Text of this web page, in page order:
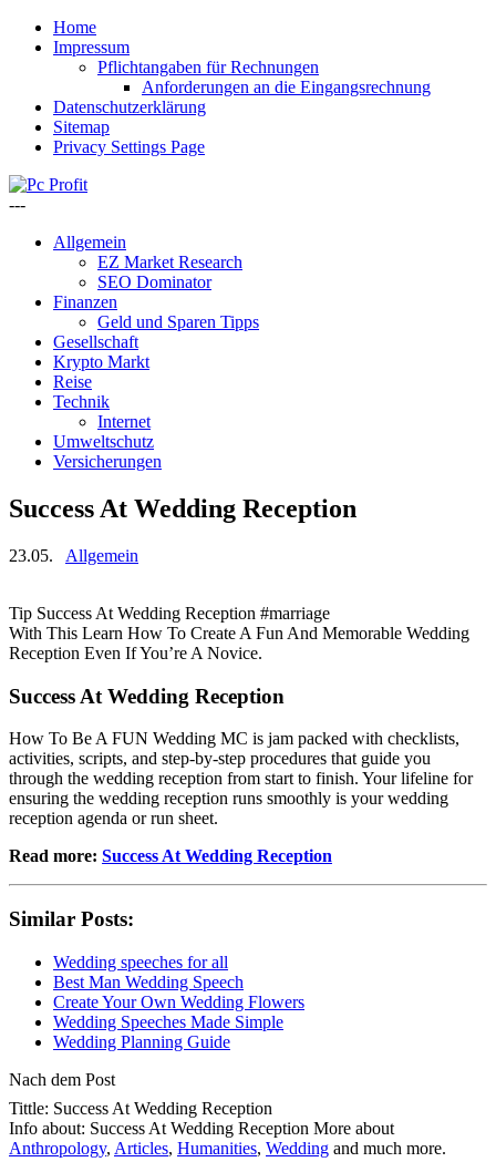
Home
Impressum
Pflichtangaben für Rechnungen
Anforderungen an die Eingangsrechnung
Datenschutzerklärung
Sitemap
Privacy Settings Page
---
Allgemein
EZ Market Research
SEO Dominator
Finanzen
Geld und Sparen Tipps
Gesellschaft
Krypto Markt
Reise
Technik
Internet
Umweltschutz
Versicherungen
Success At Wedding Reception
23.05. Allgemein
Tip Success At Wedding Reception #marriage
With This Learn How To Create A Fun And Memorable Wedding
Reception Even If You’re A Novice.
Success At Wedding Reception
How To Be A FUN Wedding MC is jam packed with checklists,
activities, scripts, and step-by-step procedures that guide you
through the wedding reception from start to finish. Your lifeline for
ensuring the wedding reception runs smoothly is your wedding
reception agenda or run sheet.
Read more: Success At Wedding Reception
Similar Posts:
Wedding speeches for all
Best Man Wedding Speech
Create Your Own Wedding Flowers
Wedding Speeches Made Simple
Wedding Planning Guide
Nach dem Post
Tittle: Success At Wedding Reception
Info about: Success At Wedding Reception More about
Anthropology, Articles, Humanities, Wedding and much more.